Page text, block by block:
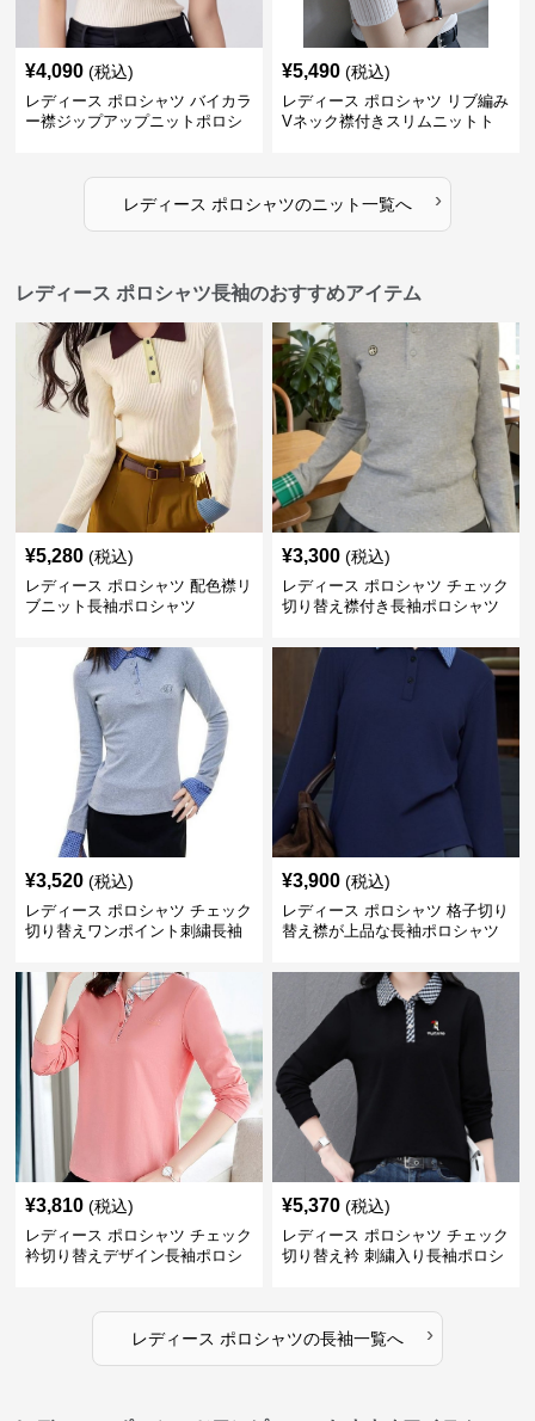
¥4,090 (税込)
レディース ポロシャツ バイカラ
ー襟ジップアップニットポロシ
¥5,490 (税込)
レディース ポロシャツ リブ編み
Vネック襟付きスリムニットト
レディース ポロシャツのニット一覧へ ›
レディース ポロシャツ長袖のおすすめアイテム
¥5,280 (税込)
レディース ポロシャツ 配色襟リ
ブニット長袖ポロシャツ
¥3,300 (税込)
レディース ポロシャツ チェック
切り替え襟付き長袖ポロシャツ
¥3,520 (税込)
レディース ポロシャツ チェック
切り替えワンポイント刺繍長袖
¥3,900 (税込)
レディース ポロシャツ 格子切り
替え襟が上品な長袖ポロシャツ
¥3,810 (税込)
レディース ポロシャツ チェック
衿切り替えデザイン長袖ポロシ
¥5,370 (税込)
レディース ポロシャツ チェック
切り替え衿 刺繍入り長袖ポロシ
レディース ポロシャツの長袖一覧へ ›